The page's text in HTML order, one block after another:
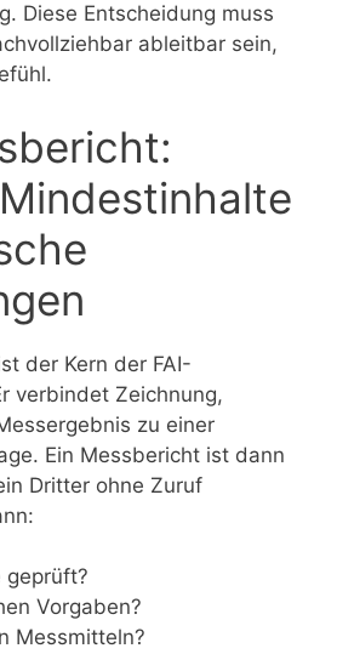
Diese Entscheidung muss
ableitbar sein,
der Kern der FAI-
verbindet Zeichnung,
zu einer
Ein Messbericht ist dann
Dritter ohne Zuruf
geprüft?
Vorgaben?
Messmitteln?